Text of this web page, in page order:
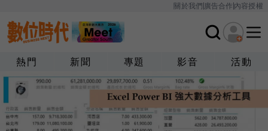
關於我們廣告合作內容授權
熱門 新聞 專題 影音 活動